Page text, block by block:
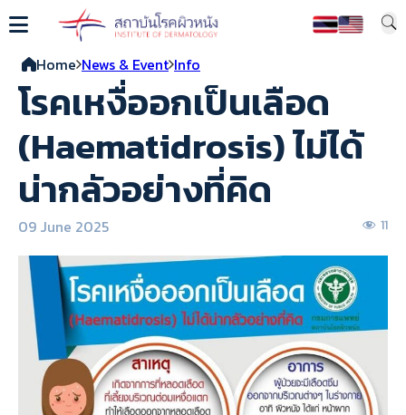
Home News & Event Info
โรคเหงื่ออกเป็นเลือด
(Haematidrosis) ไม่ได้
น่ากลัวอย่างที่คิด
09 June 2025 11